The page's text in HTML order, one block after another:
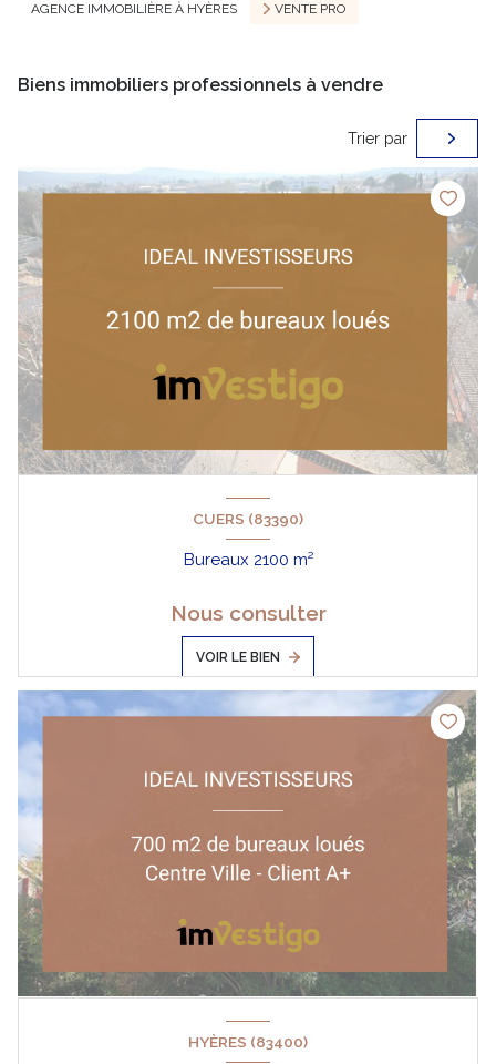
AGENCE IMMOBILIÈRE À HYÈRES VENTE PRO
Biens immobiliers professionnels à vendre
Trier par
CUERS (83390)
Bureaux 2100 m²
Nous consulter
VOIR LE BIEN
HYÈRES (83400)